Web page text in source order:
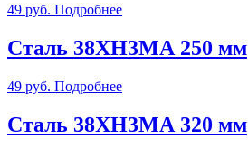
49 руб. Подробнее
Сталь 38ХН3МА 250 мм
49 руб. Подробнее
Сталь 38ХН3МА 320 мм